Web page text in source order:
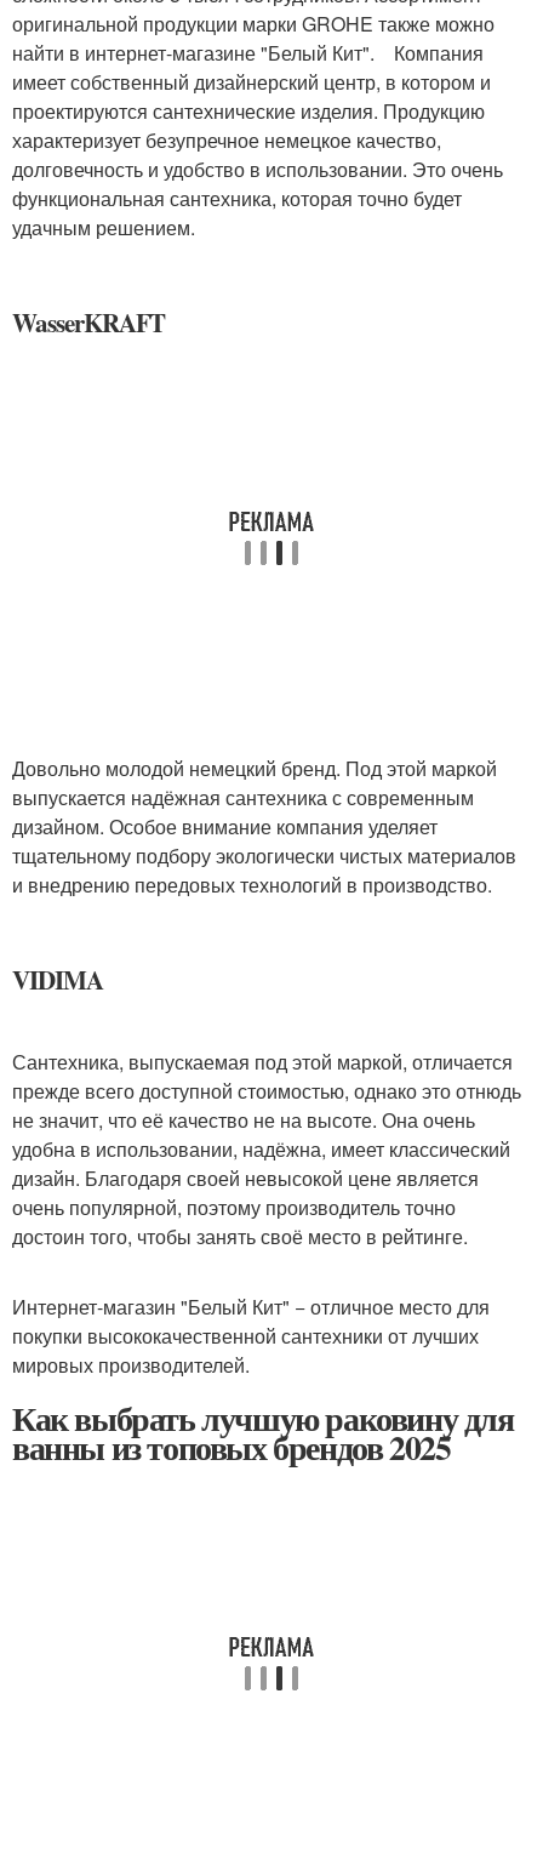
оригинальной продукции марки GROHE также можно
найти в интернет-магазине "Белый Кит". Компания
имеет собственный дизайнерский центр, в котором и
проектируются сантехнические изделия. Продукцию
характеризует безупречное немецкое качество,
долговечность и удобство в использовании. Это очень
функциональная сантехника, которая точно будет
удачным решением.
WasserKRAFT
Довольно молодой немецкий бренд. Под этой маркой
выпускается надёжная сантехника с современным
дизайном. Особое внимание компания уделяет
тщательному подбору экологически чистых материалов
и внедрению передовых технологий в производство.
VIDIMA
Сантехника, выпускаемая под этой маркой, отличается
прежде всего доступной стоимостью, однако это отнюдь
не значит, что её качество не на высоте. Она очень
удобна в использовании, надёжна, имеет классический
дизайн. Благодаря своей невысокой цене является
очень популярной, поэтому производитель точно
достоин того, чтобы занять своё место в рейтинге.
Интернет-магазин "Белый Кит" − отличное место для
покупки высококачественной сантехники от лучших
мировых производителей.
Как выбрать лучшую раковину для
ванны из топовых брендов 2025